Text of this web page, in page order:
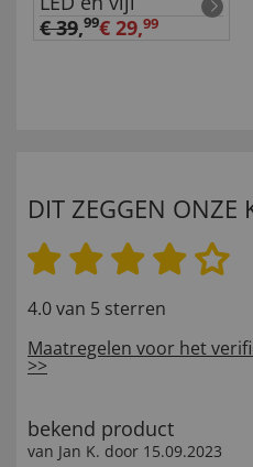
€ 39,99€ 29,99
DIT ZEGGEN ONZE
4.0 van 5 sterren
Maatregelen voor het
>>
bekend product
van Jan K. door 15.09.2023